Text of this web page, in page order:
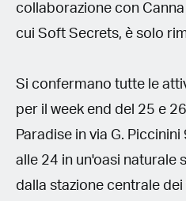
collaborazione con
cui Soft Secrets, è solo
Si confermano tutte le
per il week end del 25 e
Paradise in via G.
alle 24 in un'oasi naturale
dalla stazione centrale